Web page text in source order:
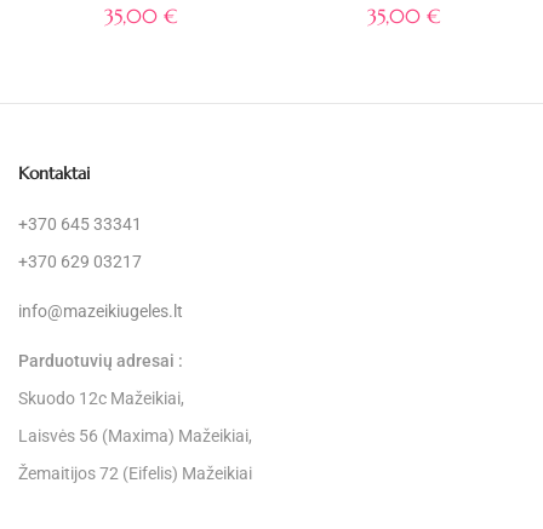
35,00 €
35,00 €
Kontaktai
+370 645 33341
+370 629 03217
info@mazeikiugeles.lt
Parduotuvių adresai :
Skuodo 12c Mažeikiai,
Laisvės 56 (Maxima) Mažeikiai,
Žemaitijos 72 (Eifelis) Mažeikiai